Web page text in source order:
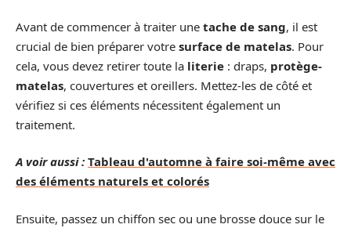
Avant de commencer à traiter une tache de sang, il est
crucial de bien préparer votre surface de matelas. Pour
cela, vous devez retirer toute la literie : draps, protège-
matelas, couvertures et oreillers. Mettez-les de côté et
vérifiez si ces éléments nécessitent également un
traitement.
A voir aussi : Tableau d'automne à faire soi-même avec
des éléments naturels et colorés
Ensuite, passez un chiffon sec ou une brosse douce sur le